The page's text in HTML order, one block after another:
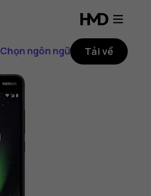
Chọn ngôn ngữ Tải về